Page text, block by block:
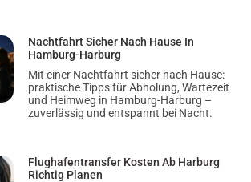
Nachtfahrt Sicher Nach Hause In
Hamburg-Harburg
Mit einer Nachtfahrt sicher nach Hause:
praktische Tipps für Abholung, Wartezeit
und Heimweg in Hamburg-Harburg –
zuverlässig und entspannt bei Nacht.
Flughafentransfer Kosten Ab Harburg
Richtig Planen